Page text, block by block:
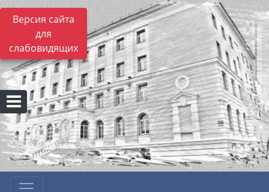
Версия сайта
для
слабовидящих